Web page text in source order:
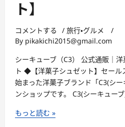
100％！
本
物
の
き
ん
と
ん
【く
り
ゼ
ト：
ア
リ・
シ
ャ
ル
パ
ト】
コメントする / 旅行・グルメ
/
By pikakichi2015@gmail.com
シーキューブ（C3） 公式通販｜
ト ◆【洋菓子シュゼット】セー
始まった洋菓子ブランド「C3(シ
ンショップです。 C3(シーキュー
株
もっと読む »